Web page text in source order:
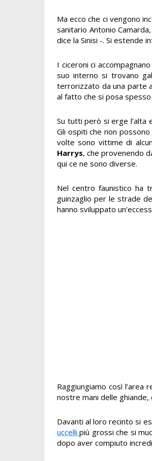
Ma ecco che ci vengono
sanitario Antonio
dice la Sinisi -. Si estende
I ciceroni ci
suo interno si trovano
terrorizzato da una parte
al fatto che si posa
Su tutti però si erge l’alta
Gli ospiti che non
volte sono vittime di
Harrys, che provenendo
qui ce ne sono diverse.
Nel centro faunistico ha
guinzaglio per le strade
hanno sviluppato
Raggiungiamo così l’area
nostre mani delle ghiande,
Davanti al loro recinto si
uccellipiù grossi che si
dopo aver compiuto